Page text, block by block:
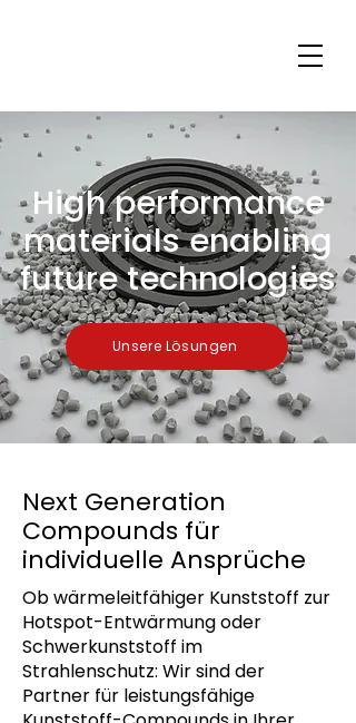
High performance
materials enabling
future technologies
Unsere Lösungen
Next Generation
Compounds für
individuelle Ansprüche
Ob wärmeleitfähiger Kunststoff zur
Hotspot-Entwärmung oder
Schwerkunststoff im
Strahlenschutz: Wir sind der
Partner für leistungsfähige